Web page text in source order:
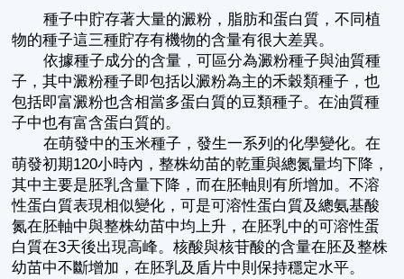
種子中貯存著大量的澱粉，脂肪和蛋白質，不同植
物的種子這三種貯存有機物的含量有很大差異。
依據種子成分的含量，可區分為澱粉種子與油質種
子，其中澱粉種子即包括以澱粉為主的禾穀類種子，也
包括即富澱粉也含相當多蛋白質的豆類種子。在油質種
子中也有富含蛋白質的。
在萌發中的玉米種子，發生一系列的化學變化。在
萌發初期120小時內，整株幼苗的乾重與總氮量均下降，
其中主要是胚乳含量下降，而在胚軸則有所增加。不溶
性蛋白質表現相似變化，可是可溶性蛋白質及總氨基酸
氮在胚軸中與整株幼苗中均上升，在胚乳中的可溶性蛋
白質在3天後出現高峰。核酸與核苷酸的含量在胚及整株
幼苗中不斷增加，在胚乳及盾片中則保持穩定水平。